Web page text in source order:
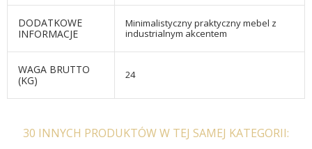
DODATKOWE
INFORMACJE
Minimalistyczny praktyczny mebel z
industrialnym akcentem
WAGA BRUTTO
(KG)
24
30 INNYCH PRODUKTÓW W TEJ SAMEJ KATEGORII: